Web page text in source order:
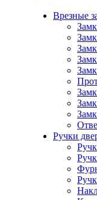
Врезные
Ручки